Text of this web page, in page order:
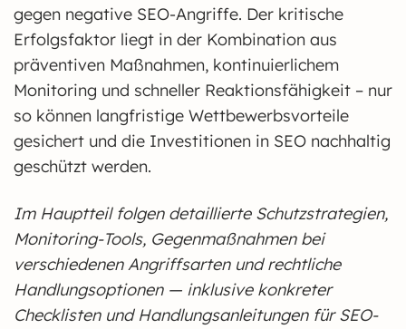
gegen negative SEO-Angriffe. Der kritische
Erfolgsfaktor liegt in der Kombination aus
präventiven Maßnahmen, kontinuierlichem
Monitoring und schneller Reaktionsfähigkeit – nur
so können langfristige Wettbewerbsvorteile
gesichert und die Investitionen in SEO nachhaltig
geschützt werden.
Im Hauptteil folgen detaillierte Schutzstrategien,
Monitoring-Tools, Gegenmaßnahmen bei
verschiedenen Angriffsarten und rechtliche
Handlungsoptionen — inklusive konkreter
Checklisten und Handlungsanleitungen für SEO-